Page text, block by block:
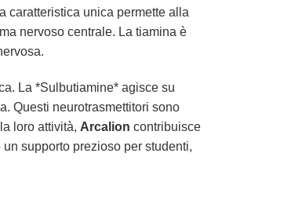
caratteristica unica permette alla
nervoso centrale. La tiamina è
La *Sulbutiamine* agisce su
Questi neurotrasmettitori sono
loro attività, Arcalion contribuisce
supporto prezioso per studenti,